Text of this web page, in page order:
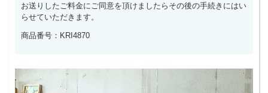
お送りしたご料金にご同意を頂けましたらその後の手続きにはい
らせていただきます。
商品番号：KRI4870